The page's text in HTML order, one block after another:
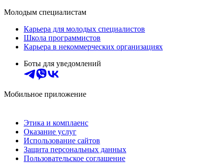
Молодым специалистам
Карьера для молодых специалистов
Школа программистов
Карьера в некоммерческих организациях
Боты для уведомлений
Мобильное приложение
Этика и комплаенс
Оказание услуг
Использование сайтов
Защита персональных данных
Пользовательское соглашение